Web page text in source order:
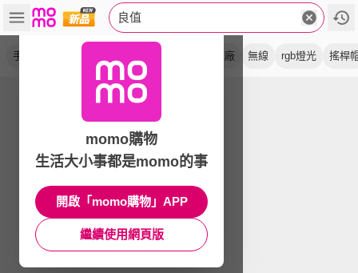
良值
手把 副廠 無線 rgb燈光 搖桿
momo購物
生活大小事都是momo的事
開啟「momo購物」APP
繼續使用網頁版